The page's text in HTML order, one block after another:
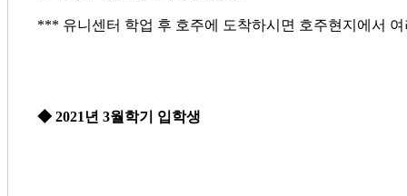
*** 유니센터 학업 후 호주에 도착하시면 호주현지에서
◆ 2021년 3월학기 입학생